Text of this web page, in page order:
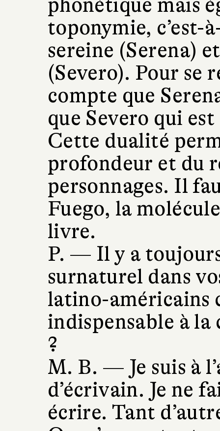
phonétique mais
toponymie, c’est-
sereine (Serena)
(Severo). Pour se
compte que
que Severo qui
Cette dualité
profondeur et du
personnages. Il
Fuego, la
livre.
P. — Il y a
surnaturel dans
latino-américains
indispensable à
?
M. B. — Je suis à
d’écrivain. Je ne
écrire. Tant